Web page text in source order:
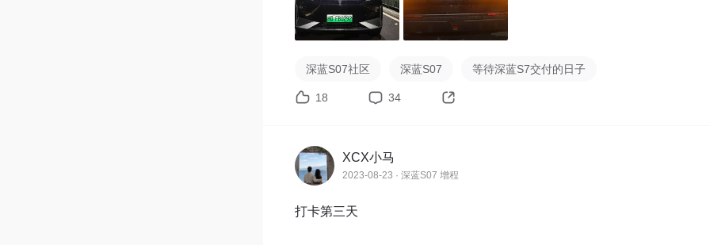
装了，因为我看车尾的螺丝孔口上有个比螺丝孔大点的洞，我就把螺母锁在
背面，这样螺母正好塞进那个洞里，而车头的螺丝孔没那个洞，所以我就没
没拍图，具体安装的时候，对比下车头车尾的螺丝孔就能看出来区别了。
3、锁螺丝之前要先把车牌稍微掰弯点，不然锁完车牌两侧会翘起来。
5、防盗扣是有点难扣，就下面先扣上一点，然后大拇指用力按压上面就能
去。不过确实是有点费力，还有你扣的时候，防盗扣上的字可能歪了，这个
了有可能被交警抓，有这种说法吗)
深蓝S07社区 深蓝S07 等待深蓝S7交付的日子
18 34
XCX小马
2023-08-23 · 深蓝S07 增程
打卡第三天